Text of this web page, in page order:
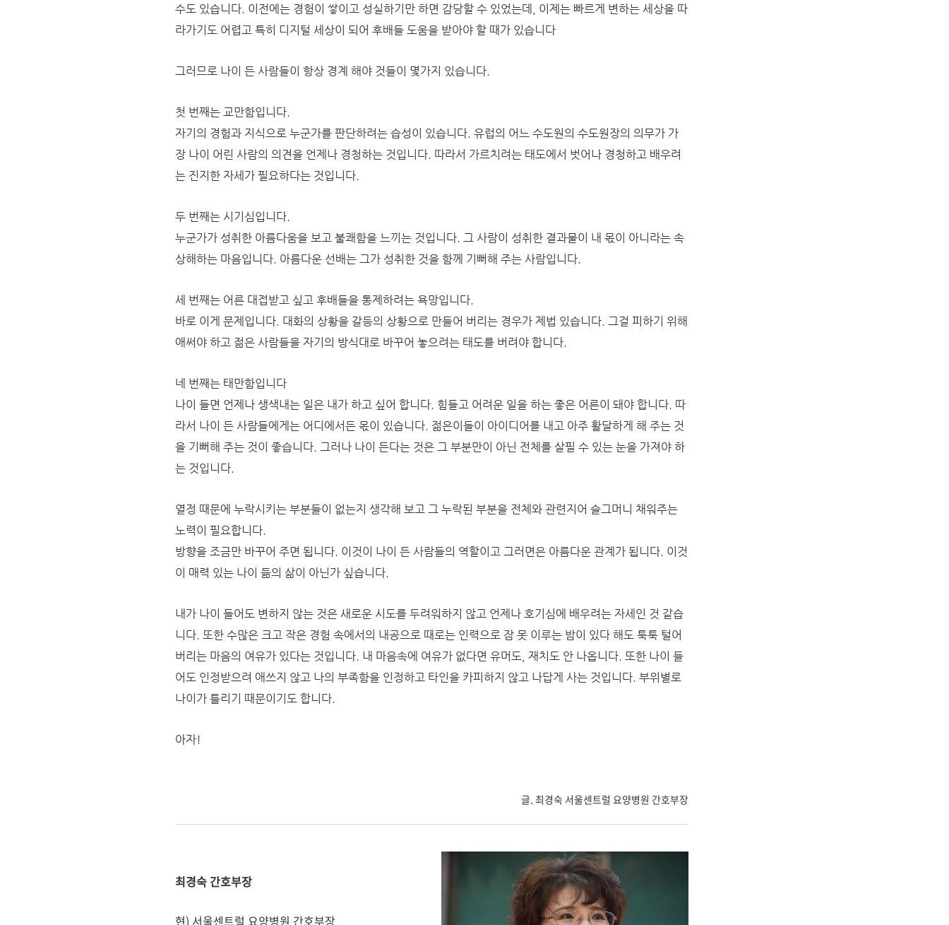
수도 있습니다. 이전에는 경험이 쌓이고 성실하기만 하면 감당할 수 있었는데, 이제는 빠르게 변하는 세상을 따
라가기도 어렵고 특히 디지털 세상이 되어 후배들 도움을 받아야 할 때가 있습니다
그러므로 나이 든 사람들이 항상 경계 해야 것들이 몇가지 있습니다.
첫 번째는 교만함입니다.
자기의 경험과 지식으로 누군가를 판단하려는 습성이 있습니다. 유럽의 어느 수도원의 수도원장의 의무가 가
장 나이 어린 사람의 의견을 언제나 경청하는 것입니다. 따라서 가르치려는 태도에서 벗어나 경청하고 배우려
는 진지한 자세가 필요하다는 것입니다.
두 번째는 시기심입니다.
누군가가 성취한 아름다움을 보고 불쾌함을 느끼는 것입니다. 그 사람이 성취한 결과물이 내 몫이 아니라는 속
상해하는 마음입니다. 아름다운 선배는 그가 성취한 것을 함께 기뻐해 주는 사람입니다.
세 번째는 어른 대접받고 싶고 후배들을 통제하려는 욕망입니다.
바로 이게 문제입니다. 대화의 상황을 갈등의 상황으로 만들어 버리는 경우가 제법 있습니다. 그걸 피하기 위해
애써야 하고 젊은 사람들을 자기의 방식대로 바꾸어 놓으려는 태도를 버려야 합니다.
네 번째는 태만함입니다
나이 들면 언제나 생색내는 일은 내가 하고 싶어 합니다. 힘들고 어려운 일을 하는 좋은 어른이 돼야 합니다. 따
라서 나이 든 사람들에게는 어디에서든 몫이 있습니다. 젊은이들이 아이디어를 내고 아주 활달하게 해 주는 것
을 기뻐해 주는 것이 좋습니다. 그러나 나이 든다는 것은 그 부분만이 아닌 전체를 살필 수 있는 눈을 가져야 하
는 것입니다.
열정 때문에 누락시키는 부분들이 없는지 생각해 보고 그 누락된 부분을 전체와 관련지어 슬그머니 채워주는
노력이 필요합니다.
방향을 조금만 바꾸어 주면 됩니다. 이것이 나이 든 사람들의 역할이고 그러면은 아름다운 관계가 됩니다. 이것
이 매력 있는 나이 듦의 삶이 아닌가 싶습니다.
내가 나이 들어도 변하지 않는 것은 새로운 시도를 두려워하지 않고 언제나 호기심에 배우려는 자세인 것 같습
니다. 또한 수많은 크고 작은 경험 속에서의 내공으로 때로는 인력으로 잠 못 이루는 밤이 있다 해도 툭툭 털어
버리는 마음의 여유가 있다는 것입니다. 내 마음속에 여유가 없다면 유머도, 재치도 안 나옵니다. 또한 나이 들
어도 인정받으려 애쓰지 않고 나의 부족함을 인정하고 타인을 카피하지 않고 나답게 사는 것입니다. 부위별로
나이가 틀리기 때문이기도 합니다.
아자!
글. 최경숙 서울센트럴 요양병원 간호부장
최경숙 간호부장
현) 서울센트럴 요양병원 간호부장